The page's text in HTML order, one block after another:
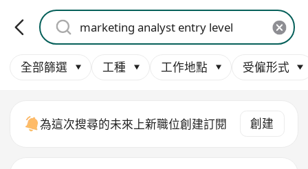
全部篩選 工種 工作地點 受僱形式
為這次搜尋的未來上新職位創建訂閱 創建